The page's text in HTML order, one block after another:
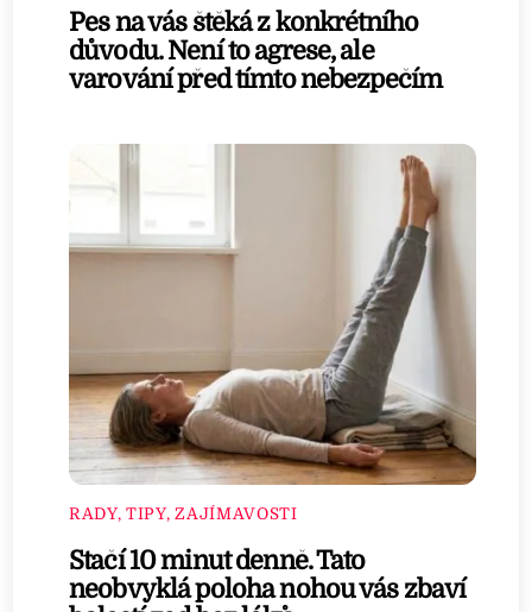
Pes na vás štěká z konkrétního
důvodu. Není to agrese, ale
varování před tímto nebezpečím
RADY, TIPY, ZAJÍMAVOSTI
Stačí 10 minut denně. Tato
neobvyklá poloha nohou vás zbaví